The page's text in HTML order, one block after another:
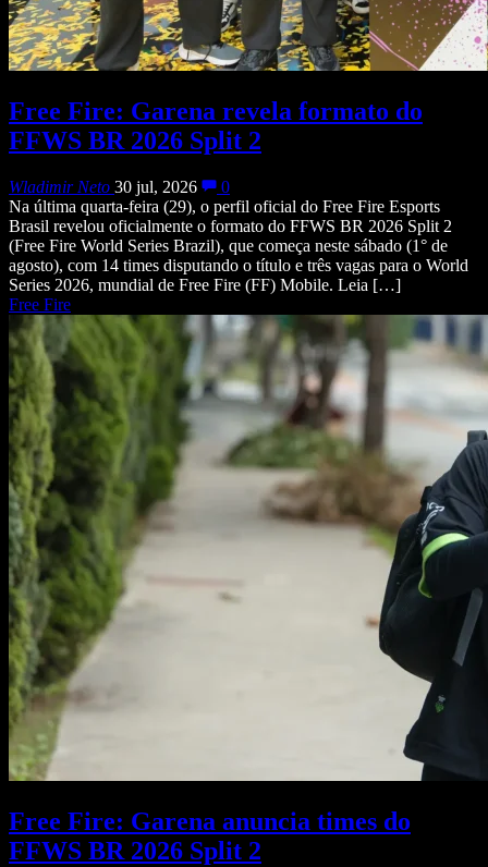
Free Fire: Garena revela formato do
FFWS BR 2026 Split 2
Wladimir Neto 30 jul, 2026
0
Na última quarta-feira (29), o perfil oficial do Free Fire Esports
Brasil revelou oficialmente o formato do FFWS BR 2026 Split 2
(Free Fire World Series Brazil), que começa neste sábado (1° de
agosto), com 14 times disputando o título e três vagas para o World
Series 2026, mundial de Free Fire (FF) Mobile. Leia […]
Free Fire
Free Fire: Garena anuncia times do
FFWS BR 2026 Split 2